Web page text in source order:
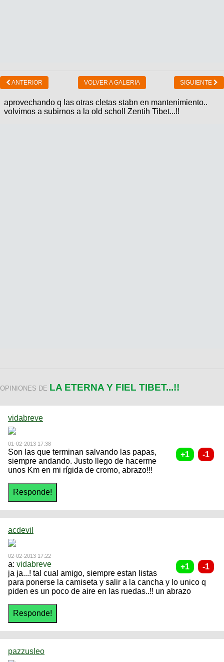
ANTERIOR VOLVER A GALERIA SIGUIENTE
aprovechando q las otras cletas stabn en mantenimiento..
volvimos a subirnos a la old scholl Zentih Tibet...!!
OPINIONES DE LA ETERNA Y FIEL TIBET...!!
vidabreve
01-02-2013 17:38
Son las que terminan salvando las papas,
siempre andando. Justo llego de hacerme
unos Km en mi rígida de cromo, abrazo!!!
acdevil
02-02-2013 17:22
a: vidabreve
ja ja...! tal cual amigo, siempre estan listas
para ponerse la camiseta y salir a la cancha y lo unico q
piden es un poco de aire en las ruedas..!! un abrazo
pazzusleo